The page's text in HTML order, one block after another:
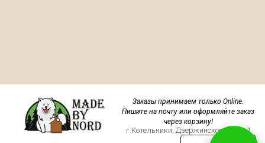
Заказы принимаем только Online.
Пишите на почту или оформляйте заказ
через корзину!
г.Котельники, Дзержинское шоссе 1